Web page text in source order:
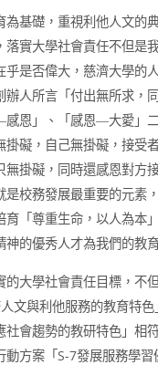
為基礎，重視利他人文的
落實大學社會責任不但是
乎是否偉大，慈濟大學的
辦人所言「付出無所求，
恩」、「感恩―大愛」
掛礙，自己無掛礙，接受
無掛礙，同時還感恩對方
是校務發展最重要的元素
育「尊重生命，以人為本
神的優秀人才為我們的教
的大學社會責任目標，不
文與利他服務的教育特
社會趨勢的教研特色」相
動方案「S-7發展服務學